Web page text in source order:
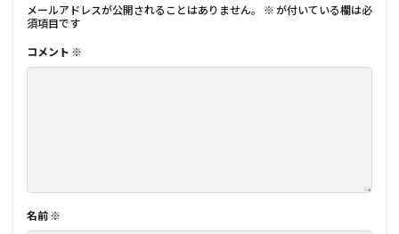
メールアドレスが公開されることはありません。 ※ が付いている欄は必
須項目です
コメント ※
名前 ※